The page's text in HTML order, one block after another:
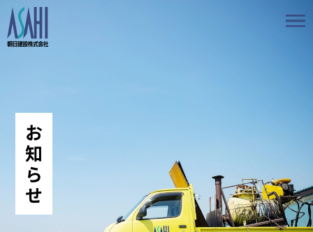
事業案内
会社情報
お
知
ら
せ